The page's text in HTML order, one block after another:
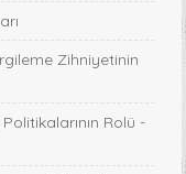
Zihniyetinin
Rolü -